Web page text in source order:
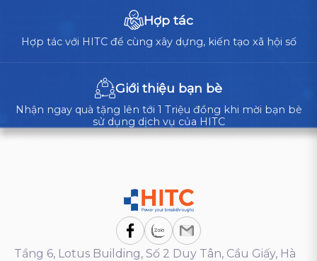
Hợp tác
Hợp tác với HITC để cùng xây dựng, kiến tạo xã hội số
Giới thiệu bạn bè
Nhận ngay quà tặng lên tới 1 Triệu đồng khi mời bạn bè
sử dụng dịch vụ của HITC
Tầng 6, Lotus Building, Số 2 Duy Tân, Cầu Giấy, Hà